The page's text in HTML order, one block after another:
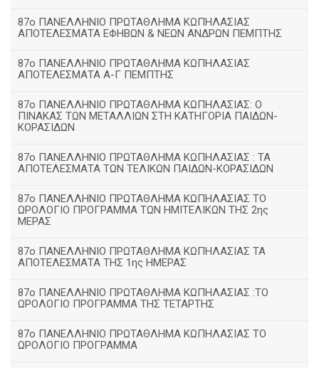
87ο ΠΑΝΕΛΛΗΝΙΟ ΠΡΩΤΑΘΛΗΜΑ ΚΩΠΗΛΑΣΙΑΣ
ΑΠΟΤΕΛΕΣΜΑΤΑ ΕΦΗΒΩΝ & ΝΕΩΝ ΑΝΔΡΩΝ ΠΕΜΠΤΗΣ
87ο ΠΑΝΕΛΛΗΝΙΟ ΠΡΩΤΑΘΛΗΜΑ ΚΩΠΗΛΑΣΙΑΣ
ΑΠΟΤΕΛΕΣΜΑΤΑ Α-Γ ΠΕΜΠΤΗΣ
87ο ΠΑΝΕΛΛΗΝΙΟ ΠΡΩΤΑΘΛΗΜΑ ΚΩΠΗΛΑΣΙΑΣ: Ο
ΠΙΝΑΚΑΣ ΤΩΝ ΜΕΤΑΛΛΙΩΝ ΣΤΗ ΚΑΤΗΓΟΡΙΑ ΠΑΙΔΩΝ-
ΚΟΡΑΣΙΔΩΝ
87ο ΠΑΝΕΛΛΗΝΙΟ ΠΡΩΤΑΘΛΗΜΑ ΚΩΠΗΛΑΣΙΑΣ : ΤΑ
ΑΠΟΤΕΛΕΣΜΑΤΑ ΤΩΝ ΤΕΛΙΚΩΝ ΠΑΙΔΩΝ-ΚΟΡΑΣΙΔΩΝ
87ο ΠΑΝΕΛΛΗΝΙΟ ΠΡΩΤΑΘΛΗΜΑ ΚΩΠΗΛΑΣΙΑΣ ΤΟ
ΩΡΟΛΟΓΙΟ ΠΡΟΓΡΑΜΜΑ ΤΩΝ ΗΜΙΤΕΛΙΚΩΝ ΤΗΣ 2ης
ΜΕΡΑΣ
87ο ΠΑΝΕΛΛΗΝΙΟ ΠΡΩΤΑΘΛΗΜΑ ΚΩΠΗΛΑΣΙΑΣ ΤΑ
ΑΠΟΤΕΛΕΣΜΑΤΑ ΤΗΣ 1ης ΗΜΕΡΑΣ
87ο ΠΑΝΕΛΛΗΝΙΟ ΠΡΩΤΑΘΛΗΜΑ ΚΩΠΗΛΑΣΙΑΣ :ΤΟ
ΩΡΟΛΟΓΙΟ ΠΡΟΓΡΑΜΜΑ ΤΗΣ ΤΕΤΑΡΤΗΣ
87ο ΠΑΝΕΛΛΗΝΙΟ ΠΡΩΤΑΘΛΗΜΑ ΚΩΠΗΛΑΣΙΑΣ ΤΟ
ΩΡΟΛΟΓΙΟ ΠΡΟΓΡΑΜΜΑ